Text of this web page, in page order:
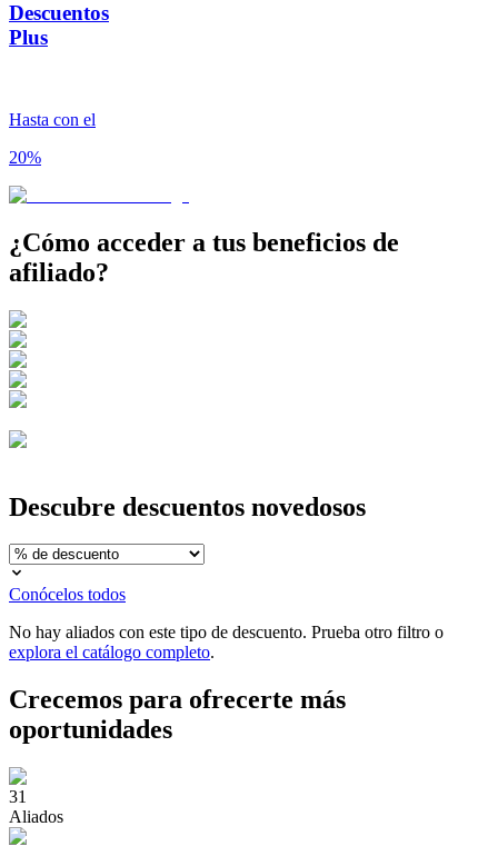
Descuentos
Plus
Hasta con el
20%
¿Cómo acceder a tus beneficios de
afiliado?
Descubre descuentos novedosos
Conócelos todos
No hay aliados con este tipo de descuento. Prueba otro filtro o
explora el catálogo completo.
Crecemos para ofrecerte más
oportunidades
31
Aliados